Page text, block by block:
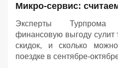
Микро-сервис:
Эксперты Турпрома
финансовую выгоду сулит
скидок, и сколько
поездке в сентябре-